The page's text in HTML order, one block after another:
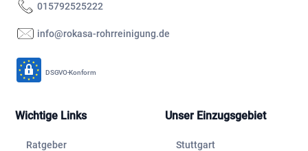
015792525222
info@rokasa-rohrreinigung.de
DSGVO-Konform
Wichtige Links
Ratgeber
Unser Einzugsgebiet
Stuttgart